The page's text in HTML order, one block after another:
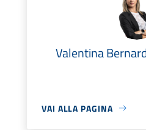
Valentina
VAI ALLA PAGINA